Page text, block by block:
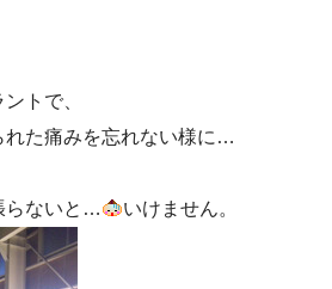
トで、
れた痛みを忘れない様に…
らないと… いけません。